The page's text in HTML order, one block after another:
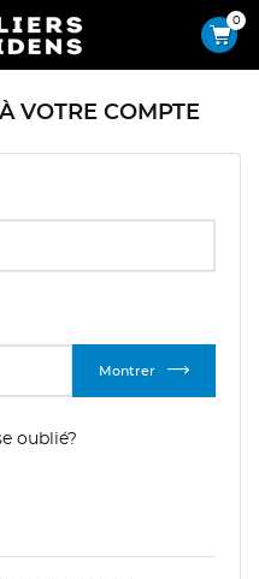
0
VOTRE COMPTE
Montrer
oublié?